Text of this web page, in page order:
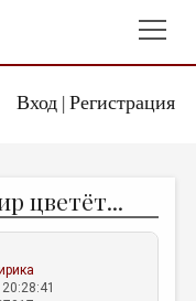
Вход| Регистрация
цветёт...